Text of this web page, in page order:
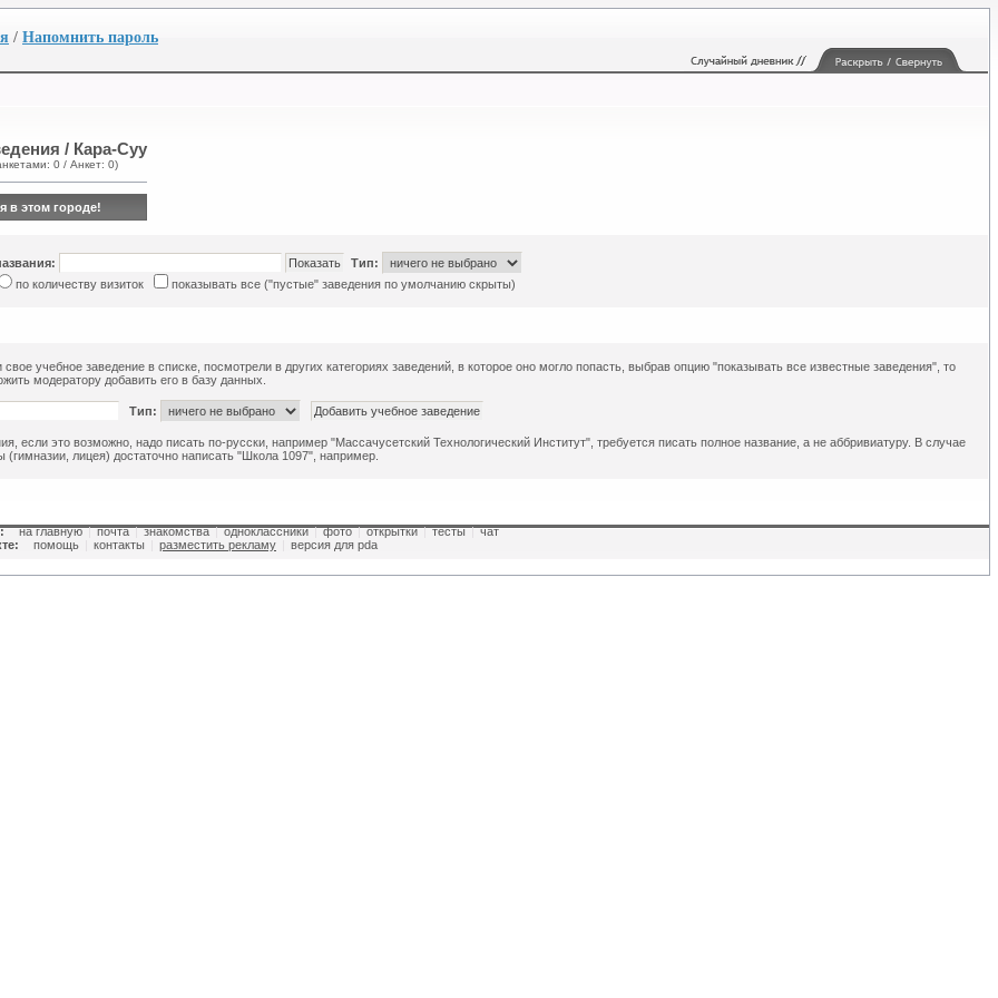
/ Напомнить пароль
/ Кара-Суу
0 / Анкет: 0)
в этом городе!
Тип:
по количеству визиток показывать все ("пустые" заведения по умолчанию скрыты)
учебное заведение в списке, посмотрели в других категориях заведений, в которое оно могло попасть, выбрав опцию "показывать все известные заведения", то
модератору добавить его в базу данных.
Тип:
если это возможно, надо писать по-русски, например "Массачусетский Технологический Институт", требуется писать полное название, а не аббривиатуру. В случае
(гимназии, лицея) достаточно написать "Школа 1097", например.
на главную | почта | знакомства | одноклассники | фото | открытки | тесты | чат
помощь контакты разместить рекламу версия для pda